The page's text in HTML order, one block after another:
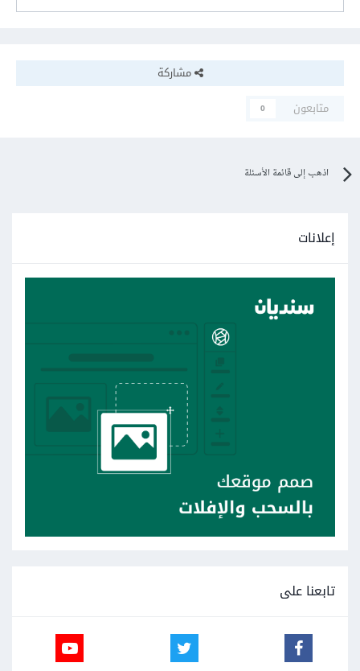
مشاركة
متابعون
0
اذهب إلى قائمة الأسئلة
إعلانات
تابعنا على